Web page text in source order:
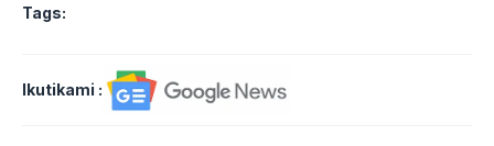
Tags:
Ikutikami :